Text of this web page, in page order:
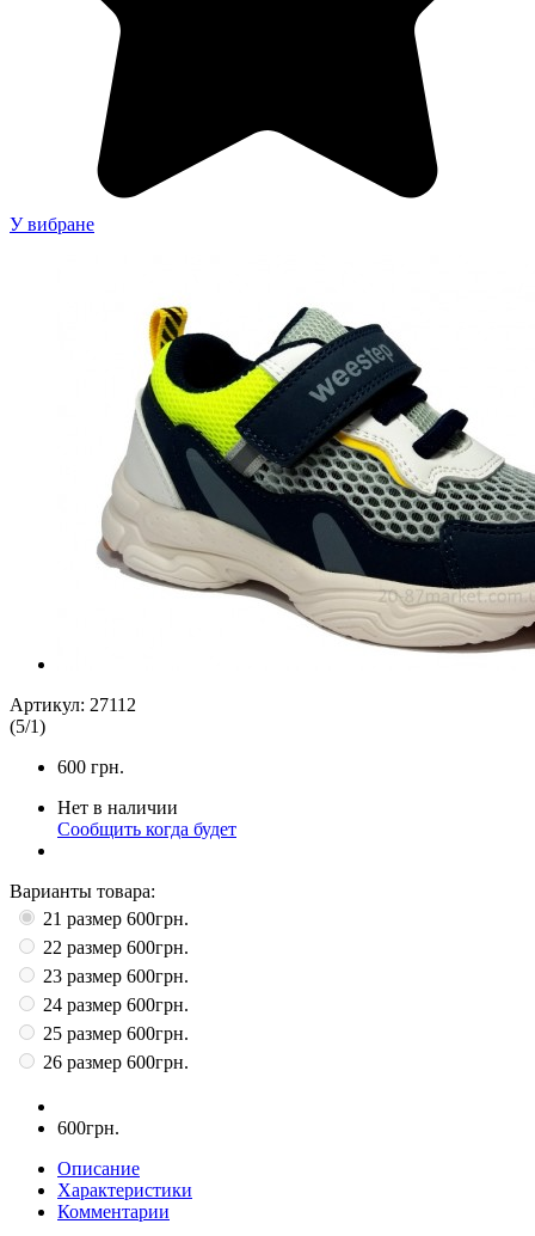
У вибране
Артикул: 27112
(5/1)
600 грн.
Нет в наличии
Сообщить когда будет
Варианты товара:
21 размер 600грн.
22 размер 600грн.
23 размер 600грн.
24 размер 600грн.
25 размер 600грн.
26 размер 600грн.
600грн.
Описание
Характеристики
Комментарии